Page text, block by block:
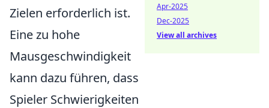
Zielen erforderlich ist.
Eine zu hohe
Mausgeschwindigkeit
kann dazu führen, dass
Spieler Schwierigkeiten
Apr-2025
Dec-2025
View all archives